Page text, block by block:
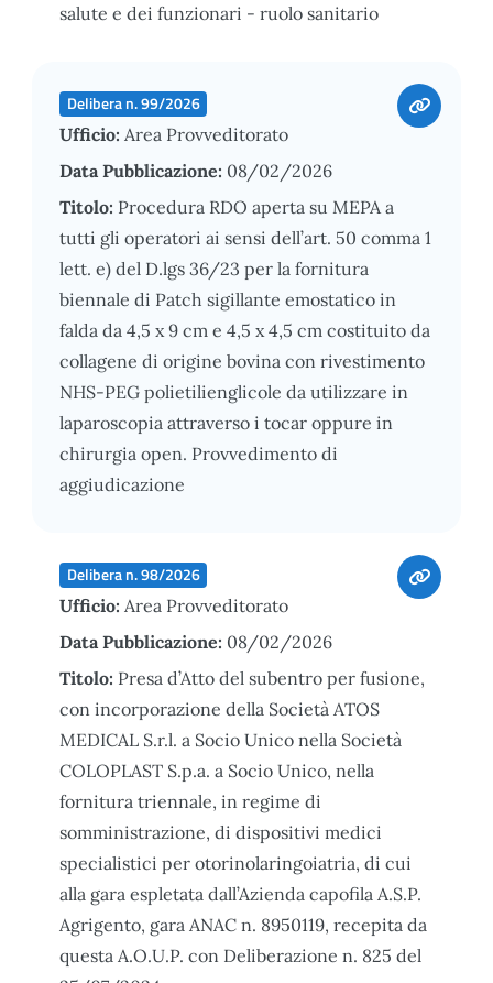
salute e dei funzionari - ruolo sanitario
Delibera n. 99/2026
Ufficio: Area Provveditorato
Data Pubblicazione: 08/02/2026
Titolo: Procedura RDO aperta su MEPA a
tutti gli operatori ai sensi dell’art. 50 comma 1
lett. e) del D.lgs 36/23 per la fornitura
biennale di Patch sigillante emostatico in
falda da 4,5 x 9 cm e 4,5 x 4,5 cm costituito da
collagene di origine bovina con rivestimento
NHS-PEG polietilienglicole da utilizzare in
laparoscopia attraverso i tocar oppure in
chirurgia open. Provvedimento di
aggiudicazione
Delibera n. 98/2026
Ufficio: Area Provveditorato
Data Pubblicazione: 08/02/2026
Titolo: Presa d’Atto del subentro per fusione,
con incorporazione della Società ATOS
MEDICAL S.r.l. a Socio Unico nella Società
COLOPLAST S.p.a. a Socio Unico, nella
fornitura triennale, in regime di
somministrazione, di dispositivi medici
specialistici per otorinolaringoiatria, di cui
alla gara espletata dall’Azienda capofila A.S.P.
Agrigento, gara ANAC n. 8950119, recepita da
questa A.O.U.P. con Deliberazione n. 825 del